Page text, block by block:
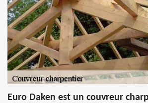
Euro Daken est un couvreur